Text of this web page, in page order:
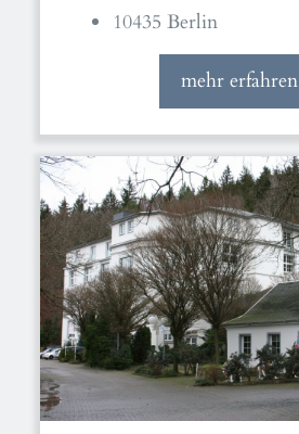
10435 Berlin
mehr erfahren